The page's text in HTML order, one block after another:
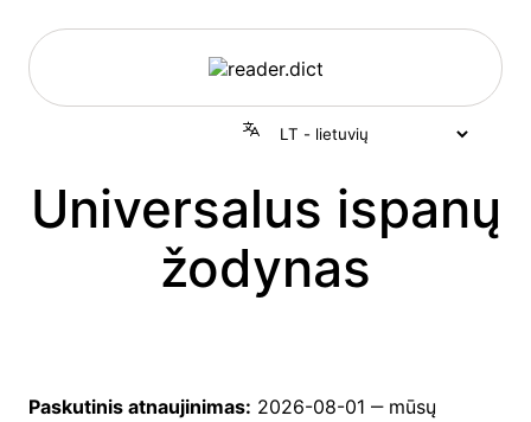
Universalus ispanų
žodynas
Paskutinis atnaujinimas: 2026-08-01 ‒ mūsų